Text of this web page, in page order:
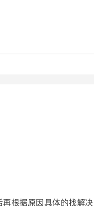
根据原因具体的找解